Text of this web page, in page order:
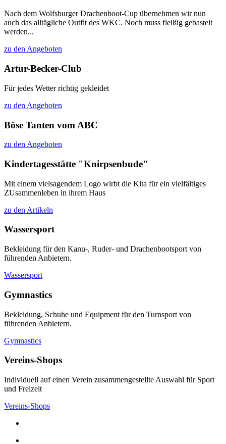
Nach dem Wolfsburger Drachenboot-Cup übernehmen wir nun
auch das alltägliche Outfit des WKC. Noch muss fleißig gebastelt
werden...
zu den Angeboten
Artur-Becker-Club
Für jedes Wetter richtig gekleidet
zu den Angeboten
Böse Tanten vom ABC
zu den Angeboten
Kindertagesstätte "Knirpsenbude"
Mit einem vielsagendem Logo wirbt die Kita für ein vielfältiges
ZUsammenleben in ihrem Haus
zu den Artikeln
Wassersport
Bekleidung für den Kanu-, Ruder- und Drachenbootsport von
führenden Anbietern.
Wassersport
Gymnastics
Bekleidung, Schuhe und Equipment für den Turnsport von
führenden Anbietern.
Gymnastics
Vereins-Shops
Individuell auf einen Verein zusammengestellte Auswahl für Sport
und Freizeit
Vereins-Shops